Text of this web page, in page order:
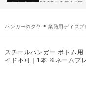
お知らせ
2025年3月14日
ハンガーのタヤ > 業務用ディスプ
スチールハンガー ボトム
イド不可｜1本 ※ネームプ